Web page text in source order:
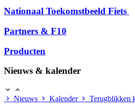
Nationaal Toekomstbeeld Fiets
Partners & F10
Producten
Nieuws & kalender
Nieuws Kalender Terugblikken